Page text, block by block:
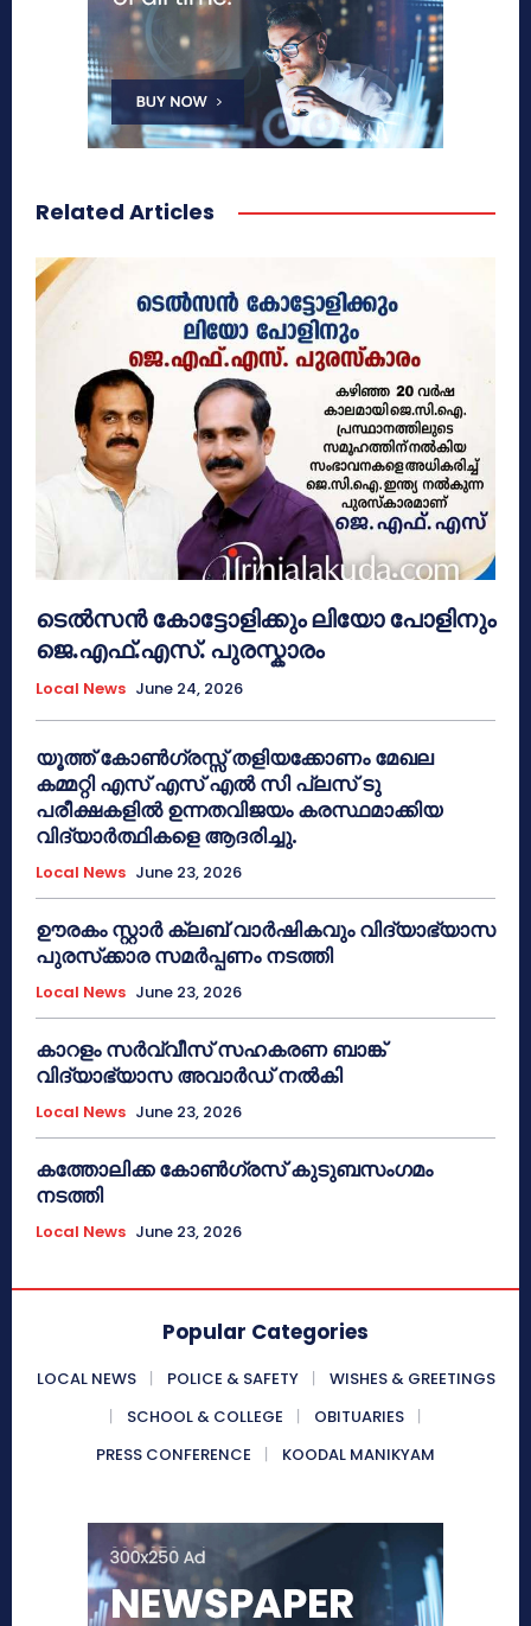
Related Articles
ടെൽസൻ കോട്ടോളിക്കും ലിയോ പോളിനും
ജെ.എഫ്.എസ്. പുരസ്കാരം
Local News June 24, 2026
യൂത്ത് കോൺഗ്രസ്സ് തളിയക്കോണം മേഖല
കമ്മറ്റി എസ് എസ് എൽ സി പ്ലസ് ടു
പരീക്ഷകളിൽ ഉന്നതവിജയം കരസ്ഥമാക്കിയ
വിദ്യാർത്ഥികളെ ആദരിച്ചു.
Local News June 23, 2026
ഊരകം സ്റ്റാർ ക്ലബ് വാർഷികവും വിദ്യാഭ്യാസ
പുരസ്‌ക്കാര സമർപ്പണം നടത്തി
Local News June 23, 2026
കാറളം സർവ്വീസ് സഹകരണ ബാങ്ക്
വിദ്യാഭ്യാസ അവാർഡ് നൽകി
Local News June 23, 2026
കത്തോലിക്ക കോൺഗ്രസ് കുടുബസംഗമം
നടത്തി
Local News June 23, 2026
Popular Categories
LOCAL NEWS POLICE & SAFETY
WISHES & GREETINGS
SCHOOL & COLLEGE
OBITUARIES
PRESS CONFERENCE
KOODAL MANIKYAM